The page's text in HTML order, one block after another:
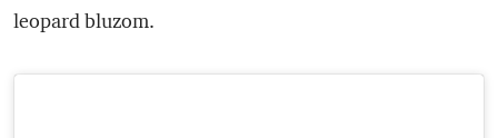
leopard bluzom.